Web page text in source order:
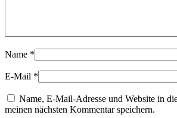
Name *
E-Mail *
Name, E-Mail-Adresse und Website in
meinen nächsten Kommentar speichern.